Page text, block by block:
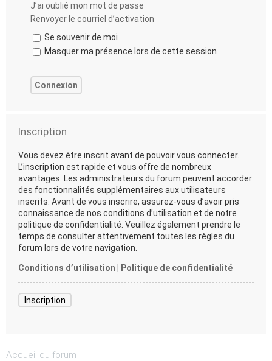
J’ai oublié mon mot de passe
Renvoyer le courriel d’activation
Se souvenir de moi
Masquer ma présence lors de cette session
Inscription
Vous devez être inscrit avant de pouvoir vous connecter.
L’inscription est rapide et vous offre de nombreux
avantages. Les administrateurs du forum peuvent accorder
des fonctionnalités supplémentaires aux utilisateurs
inscrits. Avant de vous inscrire, assurez-vous d’avoir pris
connaissance de nos conditions d’utilisation et de notre
politique de confidentialité. Veuillez également prendre le
temps de consulter attentivement toutes les règles du
forum lors de votre navigation.
Conditions d’utilisation Politique de confidentialité
Inscription
Accueil du forum